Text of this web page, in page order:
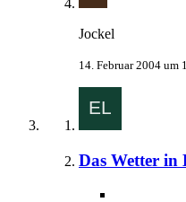
Jockel
14. Februar 2004 um
Das Wetter in